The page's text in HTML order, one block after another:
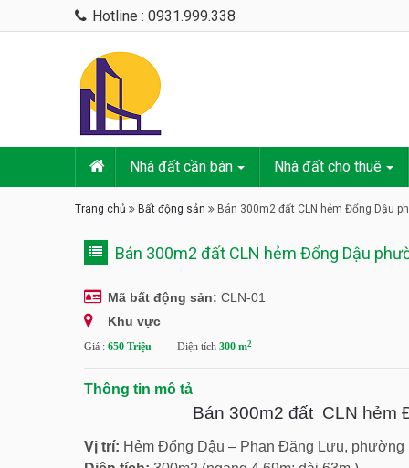
Hotline : 0931.999.338
Nhà đất cần bán Nhà đất cho thuê
Trang chủ Bất động sản Bán 300m2 đất CLN hẻm Đổng Dậu
Bán 300m2 đất CLN hẻm Đổng Dậu
Mã bất động sản: CLN-01
Khu vực
Giá : 650 Triệu Diện tích 300 m2
Thông tin mô tả
Bán 300m2 đất CLN hẻm
Vị trí: Hẻm Đổng Dậu – Phan Đăng Lưu,